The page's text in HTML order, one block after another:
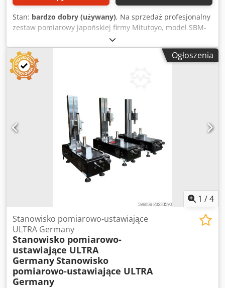
Stan: bardzo dobry (używany), Na sprzedaż profesjonalny
zestaw pomiarowy japońskiej firmy Mitutoyo, model SBM-
25CXST (nr kat. 568-925). Zestaw przeznaczony do
precyzyjnego pomiaru średnic otworów i elementów
cylindrycznych w zakresie od 12 do 25 mm. Zawartość
zestawu: Średnicomierz cyfrowy Mitutoyo ABSOLUTE
Digimatic z wyświetlaczem LCD Trzy głowice pomiarowe:
Mitutoyo 19,997 mm i HK66 19,001 mm Przedłużki i
dodatkowe akcesoria Oryginalna kaseta drewniana
Mitutoyo z dopasowaną pianką System ABSOLUTE
gwarantuje stabilny pomiar i brak konieczności ponownego
zerowania przy każdym uruchomieniu. Cyfrowy odczyt
zapewnia szybkie i pewne pomiary z wysoką dokładnością.
Stan zestawu bardzo dobry, kompletny i gotowy do pracy.
Idealny do laboratoriów pomiarowych, kontroli jakości i
warsztatów narzędziowych. Dedpow R E Hvofx Alhekr
Ogłoszenia
1 /4
Stanowisko pomiarowo-ustawiające
ULTRA Germany
Stanowisko pomiarowo-
ustawiające ULTRA
GermanyStanowisko
pomiarowo-ustawiające ULTRA
Germany